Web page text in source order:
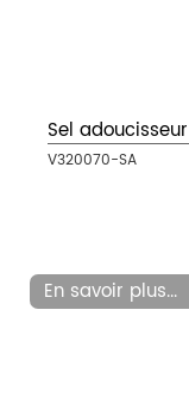
Sel adoucisseur
V320070-SA
En savoir plus...